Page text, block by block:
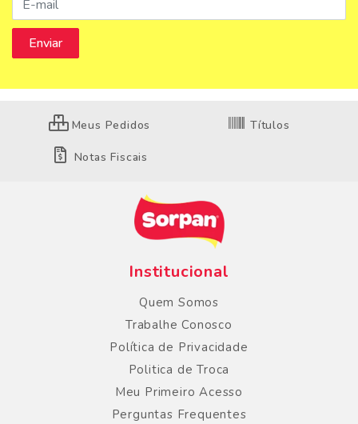
Meus Pedidos Títulos
Notas Fiscais
Institucional
Quem Somos
Trabalhe Conosco
Política de Privacidade
Politica de Troca
Meu Primeiro Acesso
Perguntas Frequentes